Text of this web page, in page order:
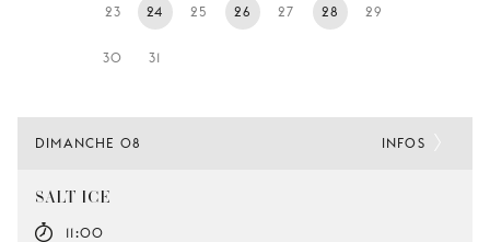
23 24 25 26 27 28 29
30 31
DIMANCHE 08
SALT-ICE
11:00
INFOS